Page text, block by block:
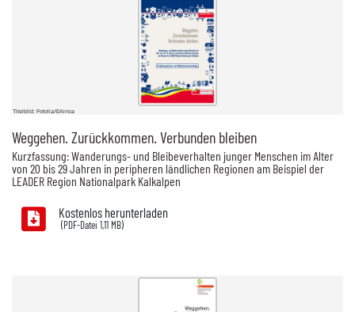
Titelbild: Fotolia/©Ainoa
Weggehen. Zurückkommen. Verbunden bleiben
Kurzfassung: Wanderungs- und Bleibeverhalten junger Menschen im Alter
von 20 bis 29 Jahren in peripheren ländlichen Regionen am Beispiel der
LEADER Region Nationalpark Kalkalpen
Kostenlos herunterladen
1,11 MB)